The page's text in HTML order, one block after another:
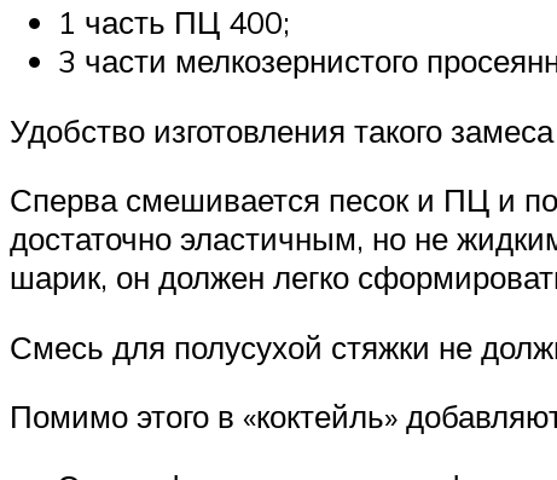
1 часть ПЦ 400;
3 части мелкозернистого
Удобство изготовления такого
Сперва смешивается песок и ПЦ и
достаточно эластичным, но не
шарик, он должен легко
Смесь для полусухой стяжки не
Помимо этого в «коктейль»